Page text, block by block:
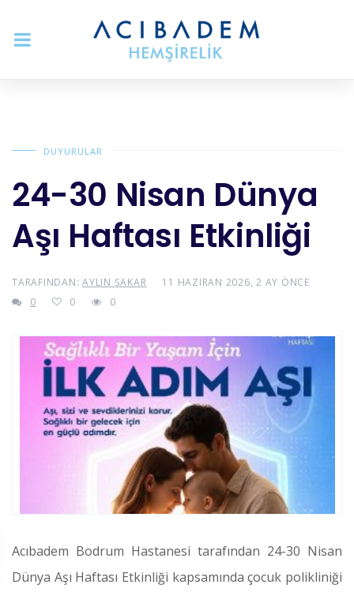
DUYURULAR
24-30 Nisan Dünya
Aşı Haftası Etkinliği
TARAFINDAN: AYLIN ŞAKAR
11 HAZIRAN 2026, 2 AY ÖNCE
0
0 0
Acıbadem Bodrum Hastanesi tarafından 24-30 Nisan
Dünya Aşı Haftası Etkinliği kapsamında çocuk polikliniği